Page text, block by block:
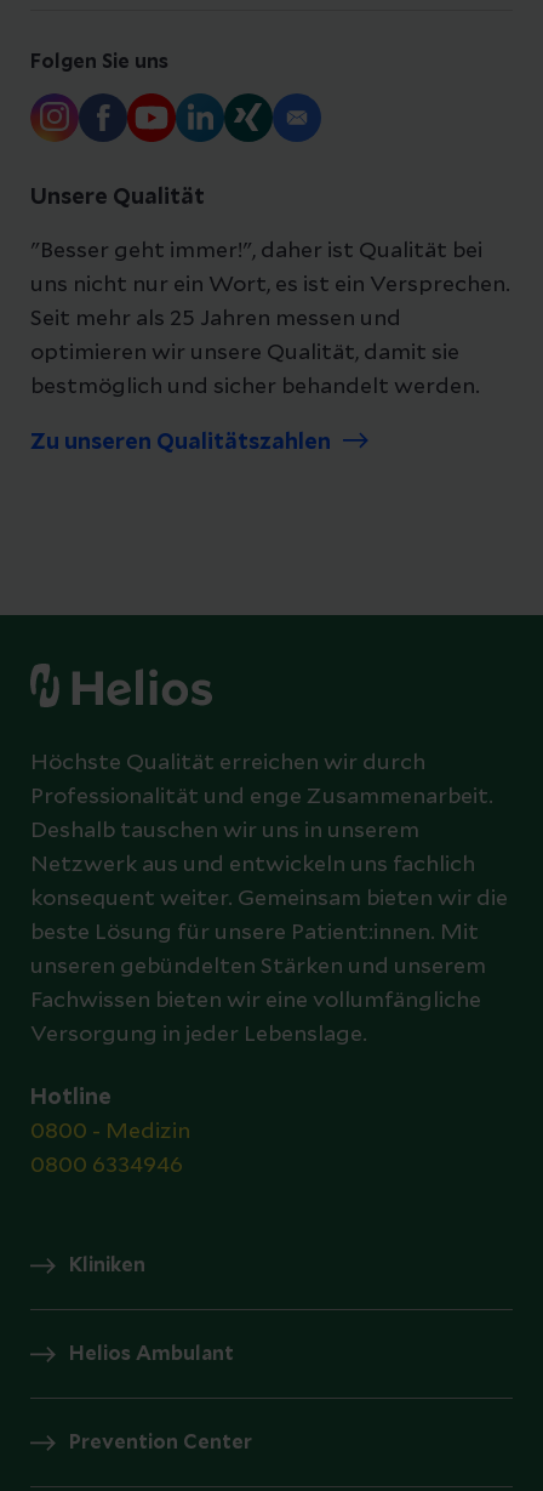
Folgen Sie uns
Unsere Qualität
"Besser geht immer!", daher ist Qualität bei
uns nicht nur ein Wort, es ist ein Versprechen.
Seit mehr als 25 Jahren messen und
optimieren wir unsere Qualität, damit sie
bestmöglich und sicher behandelt werden.
Zu unseren Qualitätszahlen
Höchste Qualität erreichen wir durch
Professionalität und enge Zusammenarbeit.
Deshalb tauschen wir uns in unserem
Netzwerk aus und entwickeln uns fachlich
konsequent weiter. Gemeinsam bieten wir die
beste Lösung für unsere Patient:innen. Mit
unseren gebündelten Stärken und unserem
Fachwissen bieten wir eine vollumfängliche
Versorgung in jeder Lebenslage.
Hotline
0800 - Medizin
0800 6334946
Kliniken
Helios Ambulant
Prevention Center